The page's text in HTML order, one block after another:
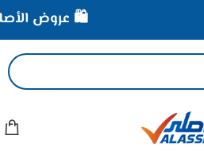
🛍️ عروض